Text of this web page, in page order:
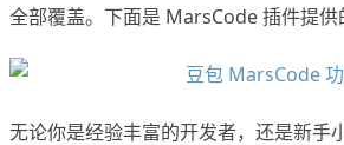
全部覆盖。下面是 MarsCode 插件提供
无论你是经验丰富的开发者，还是新手